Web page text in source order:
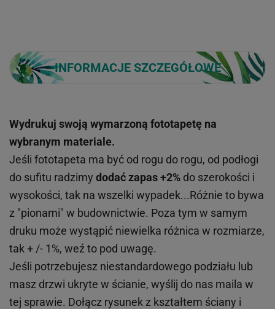
INFORMACJE SZCZEGÓŁOWE
Wydrukuj swoją wymarzoną fototapetę na
wybranym materiale.
Jeśli fototapeta ma być od rogu do rogu, od podłogi
do sufitu radzimy dodać zapas +2% do szerokości i
wysokości, tak na wszelki wypadek...Różnie to bywa
z "pionami" w budownictwie. Poza tym w samym
druku może wystąpić niewielka różnica w rozmiarze,
tak + /- 1%, weź to pod uwagę.
Jeśli potrzebujesz niestandardowego podziału lub
masz drzwi ukryte w ścianie, wyślij do nas maila w
tej sprawie. Dołącz rysunek z kształtem ściany i